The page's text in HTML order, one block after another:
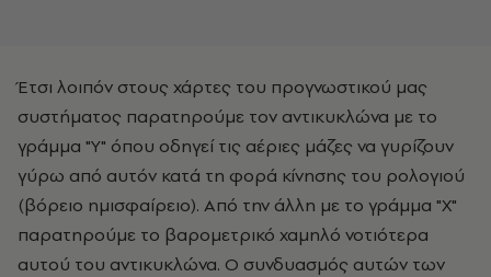
Έτσι λοιπόν στους χάρτες του προγνωστικού μας
συστήματος παρατηρούμε τον αντικυκλώνα με το
γράμμα "Υ" όπου οδηγεί τις αέριες μάζες να γυρίζουν
γύρω από αυτόν κατά τη φορά κίνησης του ρολογιού
(βόρειο ημισφαίρειο). Από την άλλη με το γράμμα "Χ"
παρατηρούμε το βαρομετρικό χαμηλό νοτιότερα
αυτού του αντικυκλώνα. Ο συνδυασμός αυτών των